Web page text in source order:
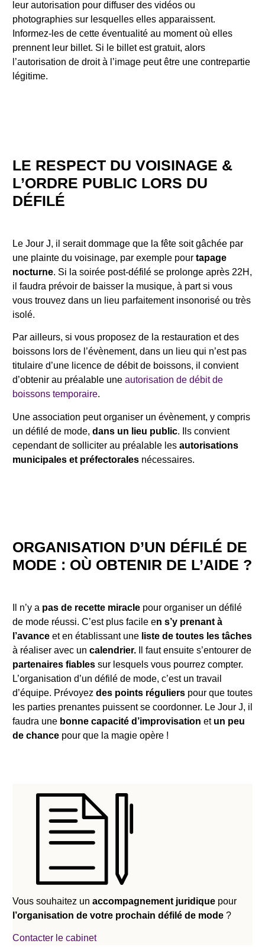
leur autorisation pour diffuser des vidéos ou
photographies sur lesquelles elles apparaissent.
Informez-les de cette éventualité au moment où elles
prennent leur billet. Si le billet est gratuit, alors
l’autorisation de droit à l’image peut être une contrepartie
légitime.
LE RESPECT DU VOISINAGE &
L’ORDRE PUBLIC LORS DU
DÉFILÉ
Le Jour J, il serait dommage que la fête soit gâchée par
une plainte du voisinage, par exemple pour tapage
nocturne. Si la soirée post-défilé se prolonge après 22H,
il faudra prévoir de baisser la musique, à part si vous
vous trouvez dans un lieu parfaitement insonorisé ou très
isolé.
Par ailleurs, si vous proposez de la restauration et des
boissons lors de l’évènement, dans un lieu qui n’est pas
titulaire d’une licence de débit de boissons, il convient
d’obtenir au préalable une autorisation de débit de
boissons temporaire.
Une association peut organiser un évènement, y compris
un défilé de mode, dans un lieu public. Ils convient
cependant de solliciter au préalable les autorisations
municipales et préfectorales nécessaires.
ORGANISATION D’UN DÉFILÉ DE
MODE : OÙ OBTENIR DE L’AIDE ?
Il n’y a pas de recette miracle pour organiser un défilé
de mode réussi. C’est plus facile en s’y prenant à
l’avance et en établissant une liste de toutes les tâches
à réaliser avec un calendrier. Il faut ensuite s’entourer de
partenaires fiables sur lesquels vous pourrez compter.
L’organisation d’un défilé de mode, c’est un travail
d’équipe. Prévoyez des points réguliers pour que toutes
les parties prenantes puissent se coordonner. Le Jour J, il
faudra une bonne capacité d’improvisation et un peu
de chance pour que la magie opère !
Vous souhaitez un accompagnement juridique pour
l’organisation de votre prochain défilé de mode ?
Contacter le cabinet